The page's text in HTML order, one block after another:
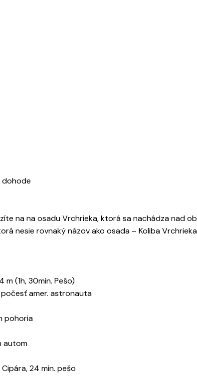
dohode
na na osadu Vrchrieka, ktorá sa nachádza nad
nesie rovnaký názov ako osada – Koliba
(1h, 30min. Pešo)
amer. astronauta
pohoria
autom
24 min. pešo